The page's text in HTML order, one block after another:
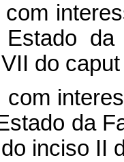
com
do
com
da
inciso II